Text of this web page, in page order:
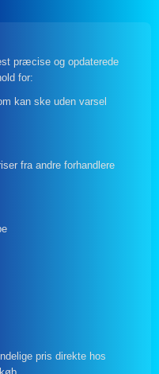
præcise og opdaterede
for:
kan ske uden varsel
fra andre forhandlere
pris direkte hos